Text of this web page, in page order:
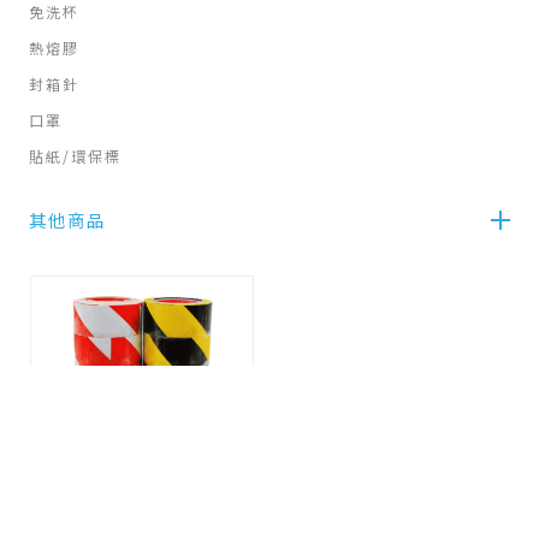
免洗杯
熱熔膠
封箱針
口罩
貼紙/環保標
其他商品